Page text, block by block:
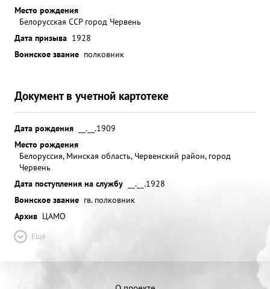
Место рождения
Белорусская ССР город Червень
Дата призыва 1928
Воинское звание полковник
Документ в учетной картотеке
Дата рождения
__.__.1909
Место рождения
Белоруссия, Минская область, Червенский район, город
Червень
Дата поступления на службу
__.__.1928
Воинское звание гв. полковник
Архив ЦАМО
Ещё